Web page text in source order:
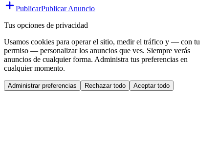
PublicarPublicar Anuncio
Tus opciones de privacidad
Usamos cookies para operar el sitio, medir el tráfico y — con tu
permiso — personalizar los anuncios que ves. Siempre verás
anuncios de cualquier forma. Administra tus preferencias en
cualquier momento.
Administrar preferencias Rechazar todo Aceptar todo